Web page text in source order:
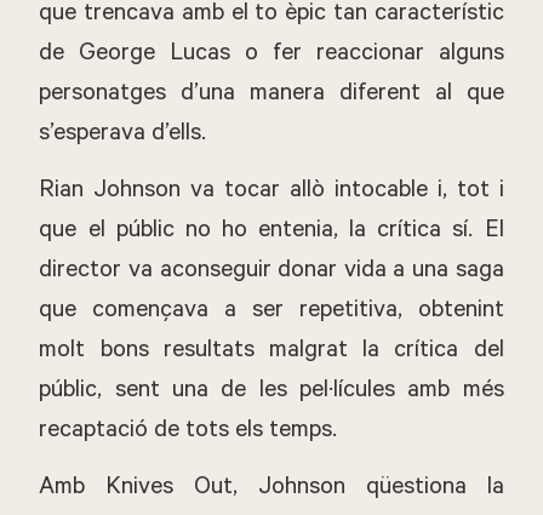
que trencava amb el to èpic tan característic
de George Lucas o fer reaccionar alguns
personatges d’una manera diferent al que
s’esperava d’ells.
Rian Johnson va tocar allò intocable i, tot i
que el públic no ho entenia, la crítica sí. El
director va aconseguir donar vida a una saga
que començava a ser repetitiva, obtenint
molt bons resultats malgrat la crítica del
públic, sent una de les pel·lícules amb més
recaptació de tots els temps.
Amb Knives Out, Johnson qüestiona la